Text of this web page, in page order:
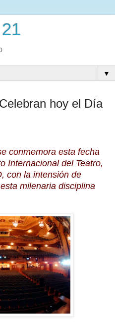
▼
hoy el Día
conmemora esta fecha
Internacional del Teatro,
con la intensión de
milenaria disciplina